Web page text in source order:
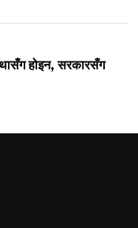
होइन, सरकारसँग